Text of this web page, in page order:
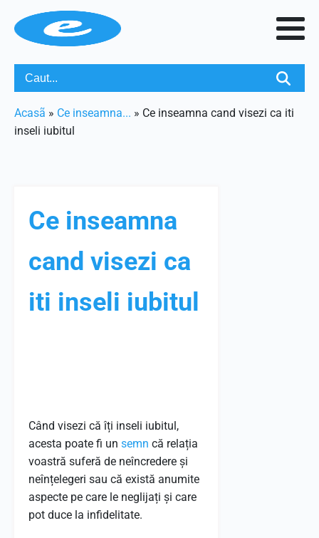
Acasã » Ce inseamna... » Ce inseamna cand visezi ca iti
inseli iubitul
Ce inseamna
cand visezi ca
iti inseli iubitul
Când visezi că îți inseli iubitul,
acesta poate fi un semn că relația
voastră suferă de neîncredere și
neînțelegeri sau că există anumite
aspecte pe care le neglijați și care
pot duce la infidelitate.